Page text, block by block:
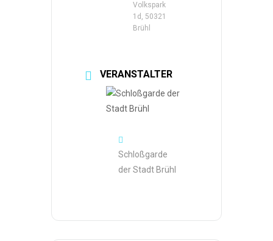
Volkspark
1d, 50321
Brühl
VERANSTALTER
Schloßgarde
der Stadt Brühl